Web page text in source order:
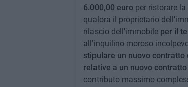
6.000,00 euro per ristorare
qualora il proprietario
rilascio dell'immobile per il
all'inquilino moroso
stipulare un nuovo contratto
relative a un nuovo contratto
contributo massimo